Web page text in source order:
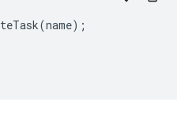
(name);